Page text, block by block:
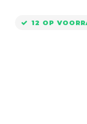
12 OP